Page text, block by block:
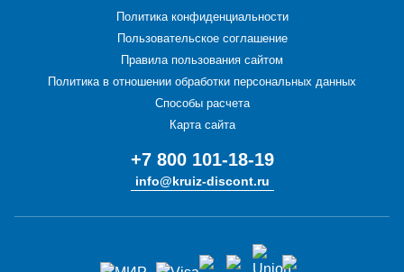
Политика конфиденциальности
Пользовательское соглашение
Правила пользования сайтом
Политика в отношении обработки персональных данных
Способы расчета
Карта сайта
+7 800 101-18-19
info@kruiz-discont.ru